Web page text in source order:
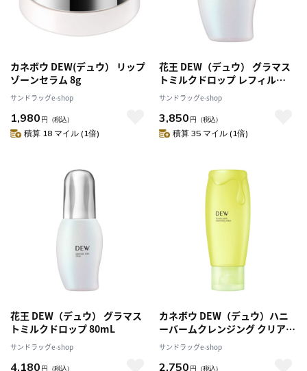
カネボウ DEW(デュウ） リップ
ゾーンセラム 8g
サンドラッグe-shop
1,980 円 （税込）
積算 18 マイル (1倍)
花王 DEW（デュウ） グラマス
トミルクドロップ レフィル
80mL
サンドラッグe-shop
3,850 円 （税込）
積算 35 マイル (1倍)
花王 DEW（デュウ） グラマス
トミルクドロップ 80mL
サンドラッグe-shop
4,180 円 （税込）
カネボウ DEW（デュウ）ハニ
ーバームクレンジング クリア
180g
サンドラッグe-shop
2,750 円 （税込）